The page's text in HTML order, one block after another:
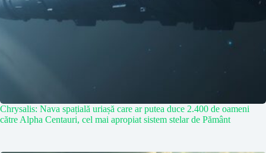
Chrysalis: Nava spațială uriașă care ar putea duce 2.400 de oameni
către Alpha Centauri, cel mai apropiat sistem stelar de Pământ